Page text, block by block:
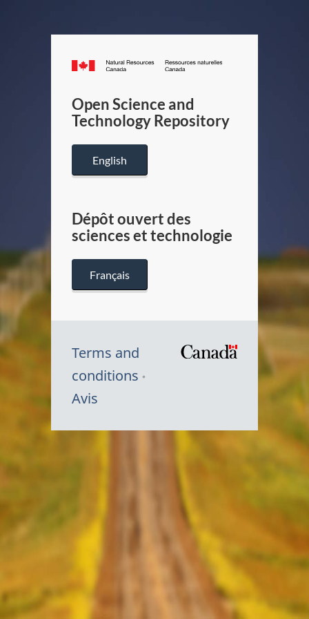
Canada.ca
/
Canada
Open Science and
Technology Repository
English
Dépôt ouvert des
sciences et technologie
Français
Terms and
conditions
Avis
Symbole
Canada